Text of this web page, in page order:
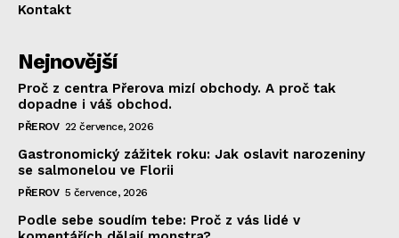
Kontakt
Nejnovější
Proč z centra Přerova mizí obchody. A proč tak
dopadne i váš obchod.
PŘEROV 22 července, 2026
Gastronomický zážitek roku: Jak oslavit narozeniny
se salmonelou ve Florii
PŘEROV 5 července, 2026
Podle sebe soudím tebe: Proč z vás lidé v